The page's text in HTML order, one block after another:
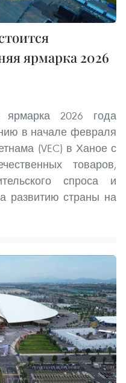
ярмарка 2026
ярмарка 2026 года
в начале февраля
(VEC) в Ханое с
товаров,
спроса и
развитию страны на